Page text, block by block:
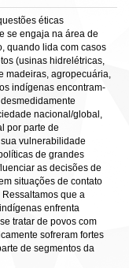
éticas
se engaja na área de
quando lida com casos
(usinas hidrelétricas,
madeiras, agropecuária,
indígenas encontram-
nacional/global,
por parte de
vulnerabilidade
de grandes
as decisões de
situações de contato
que a
enfrenta
tratar de povos com
sofreram fortes
de segmentos da